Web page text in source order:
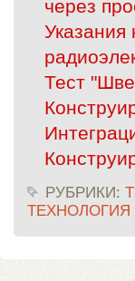
через
Указания
Тест
РУБРИКИ:
ТЕХНОЛОГИЯ